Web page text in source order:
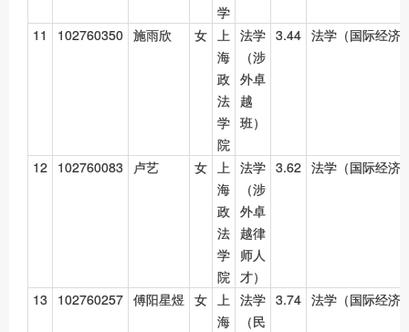
学
11 102760350 施雨欣 女
上
海
政
法
学
院
法学
（涉
外卓
越
班）
3.44 法学（国际经济
12 102760083 卢艺 女
上
海
政
法
学
院
法学
（涉
外卓
越律
师人
才）
3.62 法学（国际经济
13 102760257 傅阳星煜 女
上
海
法学
（民
3.74 法学（国际经济